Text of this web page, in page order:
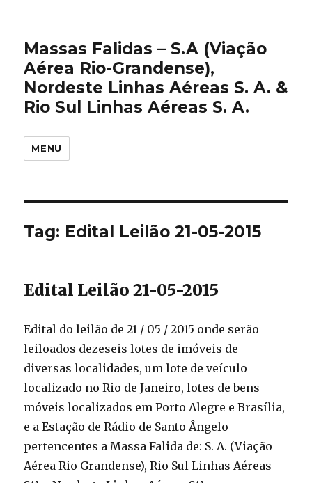
Massas Falidas – S.A (Viação
Aérea Rio-Grandense),
Nordeste Linhas Aéreas S. A. &
Rio Sul Linhas Aéreas S. A.
MENU
Tag: Edital Leilão 21-05-2015
Edital Leilão 21-05-2015
Edital do leilão de 21 / 05 / 2015 onde serão
leiloados dezeseis lotes de imóveis de
diversas localidades, um lote de veículo
localizado no Rio de Janeiro, lotes de bens
móveis localizados em Porto Alegre e Brasília,
e a Estação de Rádio de Santo Ângelo
pertencentes a Massa Falida de: S. A. (Viação
Aérea Rio Grandense), Rio Sul Linhas Aéreas